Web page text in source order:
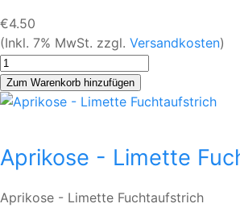
€4.50
(Inkl. 7% MwSt. zzgl. Versandkosten)
Aprikose - Limette
Aprikose - Limette Fuchtaufstrich